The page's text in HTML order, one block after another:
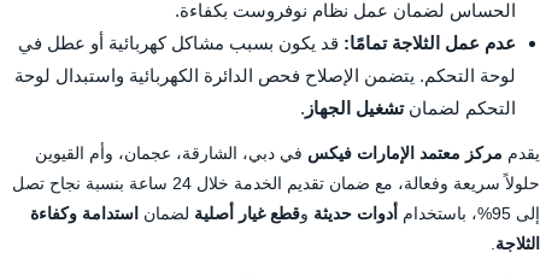
الحساس لضمان عمل نظام نوفروست بكفاءة.
عدم عمل الثلاجة تمامًا: قد يكون بسبب مشاكل كهربائية أو عطل في
لوحة التحكم. يتضمن الإصلاح فحص الدائرة الكهربائية واستبدال لوحة
التحكم لضمانتشغيل الجهاز .
يقدم مركز معتمد الإمارات فيكس في دبي، الشارقة، عجمان، وأم القيوين
حلولاً سريعة وفعالة، مع ضمان تقديم الخدمة خلال 24 ساعة بنسبة نجاح تصل
إلى 95%، باستخدام
أدوات حديثة وقطع غيار أصلية لضمان استدامة وكفاءة
الثلاجة